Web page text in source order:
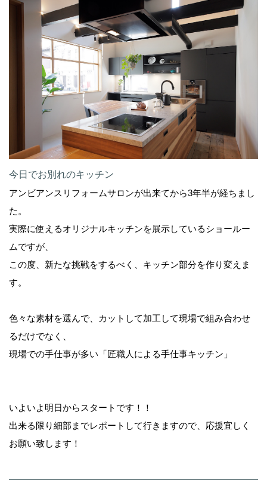
今日でお別れのキッチン
アンビアンスリフォームサロンが出来てから3年半が経ちまし
た。
実際に使えるオリジナルキッチンを展示しているショールー
ムですが、
この度、新たな挑戦をするべく、キッチン部分を作り変えま
す。
色々な素材を選んで、カットして加工して現場で組み合わせ
るだけでなく、
現場での手仕事が多い「匠職人による手仕事キッチン」
いよいよ明日からスタートです！！
出来る限り細部までレポートして行きますので、応援宜しく
お願い致します！